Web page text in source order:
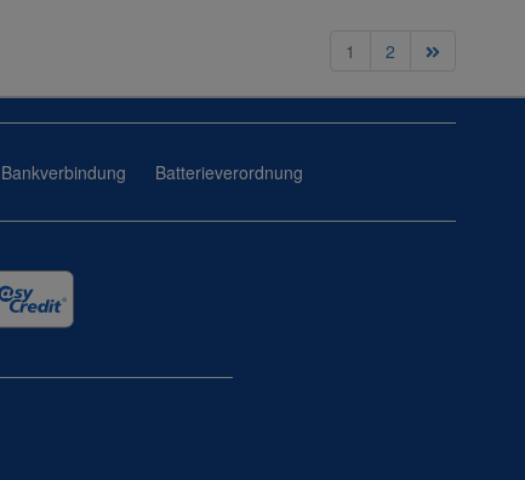
1 2
Bankverbindung Batterieverordnung